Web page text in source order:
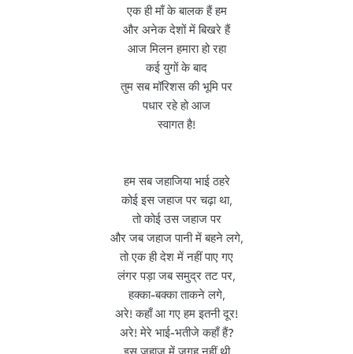
एक ही माँ के बालक हैं हम
और अनेक देशों में बिखरे हैं
आज मिलन हमारा हो रहा
कई युगों के बाद
तुम सब मॉरिशस की भूमि पर
पधार रहे हो आज
स्वागत है!
हम सब जहाजिया भाई ठहरे
कोई इस जहाज पर चढ़ा था,
तो कोई उस जहाज पर
और जब जहाज पानी में बहने लगे,
तो एक ही देश में नहीं पाए गए
लंगर पड़ा जब समुद्र तट पर,
हक्का-बक्का ताकने लगे,
अरे! कहाँ आ गए हम इतनी दूर!
अरे! मेरे भाई-भतीजे कहाँ हैं?